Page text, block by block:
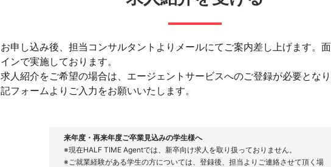
お申し込み後、担当コンサルタントよりメールにてご案内差し上げます。
インで実施しております。
求人紹介をご希望の場合は、エージェントサービスへのご登録が必要とな
記フォームよりご入力をお願いいたします。
来年度・再来年度ご卒業見込みの学生様へ
※現在HALF TIME Agentでは、新卒向け求人を取り扱っておりません。
※ご就業経験がある学生の方については、登録後、担当よりご連絡させて頂く場